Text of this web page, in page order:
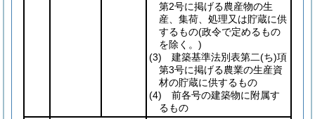
第2号に掲げる農産物の生
産、集荷、処理又は貯蔵に供
するもの(政令で定めるもの
を除く。)
(3) 建築基準法別表第二(ち)項
第3号に掲げる農業の生産資
材の貯蔵に供するもの
(4) 前各号の建築物に附属す
るもの